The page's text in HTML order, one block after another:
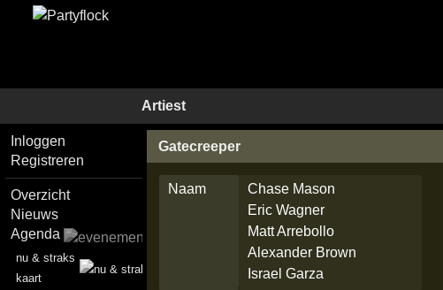
Artiest
Inloggen
Registreren
Overzicht
Nieuws
Agenda
nu & straks
kaart
Gatecreeper
Naam
Chase Mason
Eric Wagner
Matt Arrebollo
Alexander Brown
Israel Garza